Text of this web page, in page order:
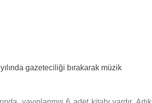
gazeteciliği bırakarak müzik